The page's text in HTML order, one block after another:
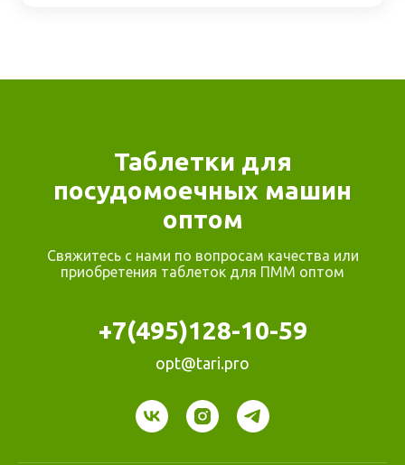
Таблетки для
посудомоечных машин
оптом
Свяжитесь с нами по вопросам качества или
приобретения таблеток для ПММ оптом
+7(495)128-10-59
opt@tari.pro